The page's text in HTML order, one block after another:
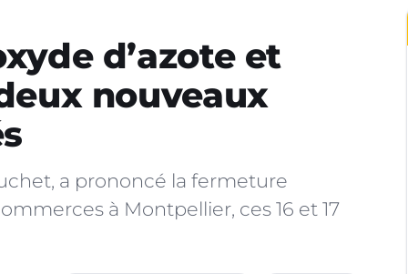
d’azote et
nouveaux
a prononcé la fermeture
à Montpellier, ces 16 et 17